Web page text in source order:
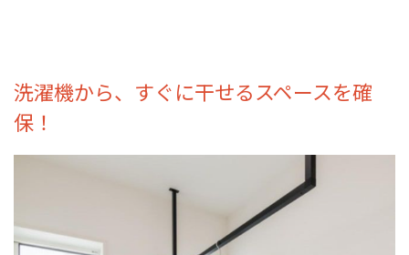
洗濯機から、すぐに干せるスペースを確
保！